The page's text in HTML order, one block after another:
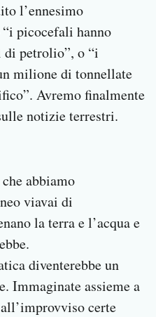
l’ennesimo
picocefali hanno
petrolio”, o “i
milione di tonnellate
Avremo finalmente
notizie terrestri.
abbiamo
viavai di
la terra e l’acqua e
diventerebbe un
Immaginate assieme a
certe